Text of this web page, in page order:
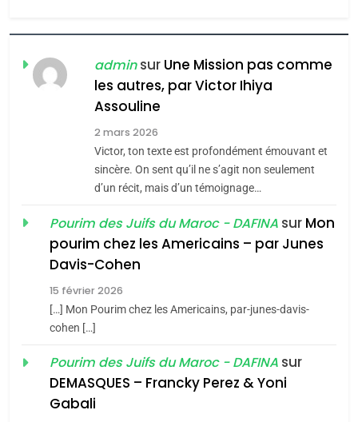
FIÈRE, DIGNE ET RÉSILIENTE :
POURQUOI JE REVENDIQUE
MA JUDAÏTE par Thérèse
Zrihen-Dvir
ISRAÉL JUDAISME
CE QUI NOUS MANQUE –
Jacques Hadida
JUDAISME
Maroc : Les amandes de
Tafraout, le miel de Tadla
du terroir
Oeil ravageur – Vanessa
De Loya Stauber
adminsur Une Mission pas comme
les autres, par Victor Ihiya
Assouline
2 mars 2026
Victor, ton texte est profondément émouvant et
sincère. On sent qu’il ne s’agit non seulement
d’un récit, mais d’un témoignage…
Pourim des Juifs du Maroc - DAFINA sur Mon
pourim chez les Americains – par Junes
Davis-Cohen
15 février 2026
[…] Mon Pourim chez les Americains, par-junes-davis-
cohen […]
Pourim des Juifs du Maroc - DAFINA sur
DEMASQUES – Francky Perez & Yoni
Gabali